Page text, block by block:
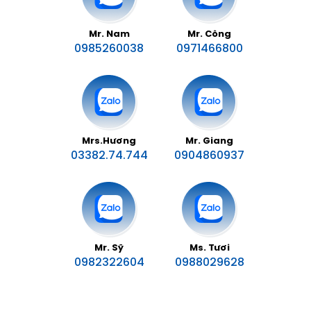
TYC
FAG
VÒNG BI FAG
TCL
NƯỚC LÀM MÁT TCL
DẦU PHANH DOT3 TCL
MANDO
DẦU SP4 MANDO
DẦU SP3 MANDO
Mr. Nam
0985260038
Mr. Công
0971466800
Mrs.Hương
03382.74.744
Mr. Giang
0904860937
Mr. Sỹ
0982322604
Ms. Tươi
0988029628